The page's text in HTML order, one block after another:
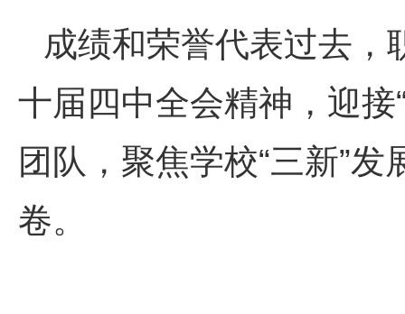
成绩和荣誉代表过去，
十届四中全会精神，迎
团队，聚焦学校“三新”
卷。